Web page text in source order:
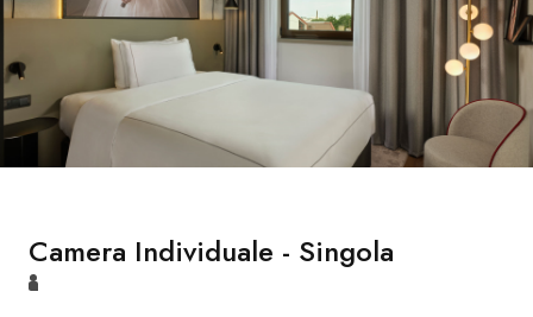
Camera Individuale - Singola